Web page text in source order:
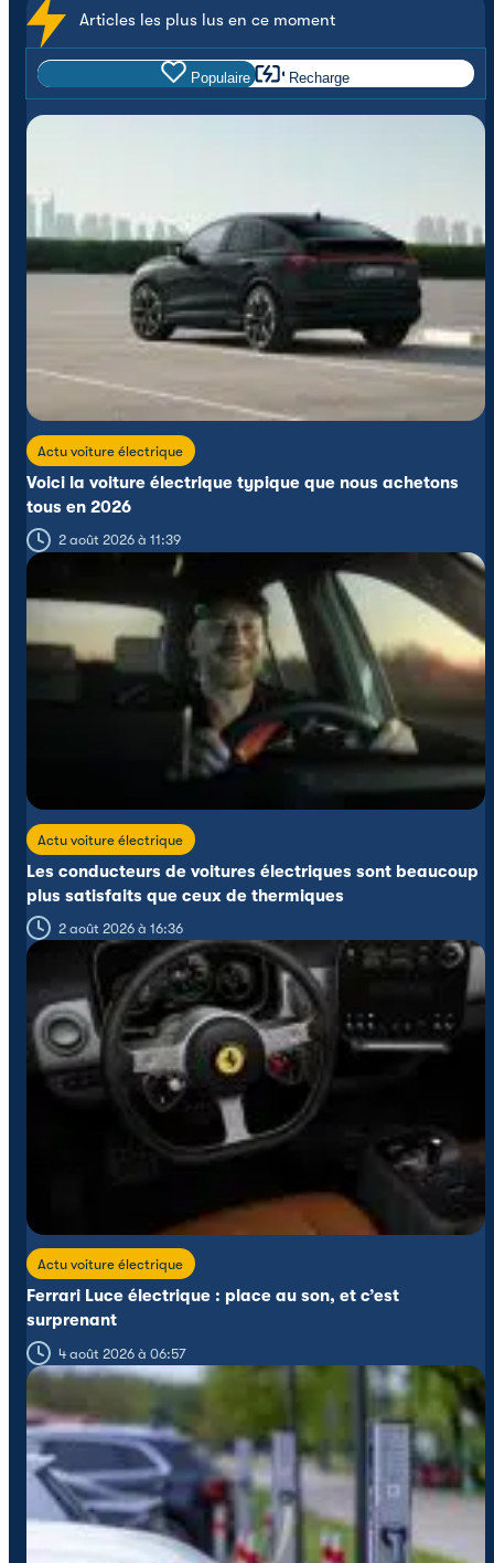
Articles les plus lus en ce moment
Populaire Recharge
Actu voiture électrique
Voici la voiture électrique typique que nous achetons
tous en 2026
2 août 2026 à 11:39
Actu voiture électrique
Les conducteurs de voitures électriques sont beaucoup
plus satisfaits que ceux de thermiques
2 août 2026 à 16:36
Actu voiture électrique
Ferrari Luce électrique : place au son, et c’est
surprenant
4 août 2026 à 06:57